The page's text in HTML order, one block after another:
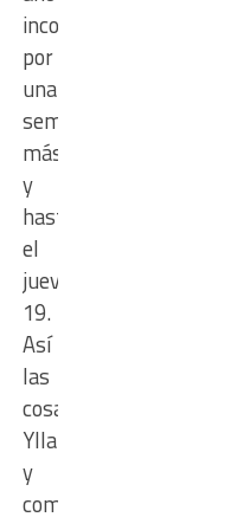
incorporaciones
por
una
semana
más
y
hasta
el
jueves
19.
Así
las
cosas,
Yllana
y
compañía